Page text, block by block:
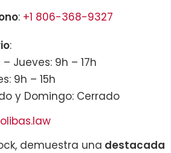
: +1 806-368-9327
:
– Jueves: 9h – 17h
9h – 15h
y Domingo: Cerrado
olibas.law
demuestra una destacada